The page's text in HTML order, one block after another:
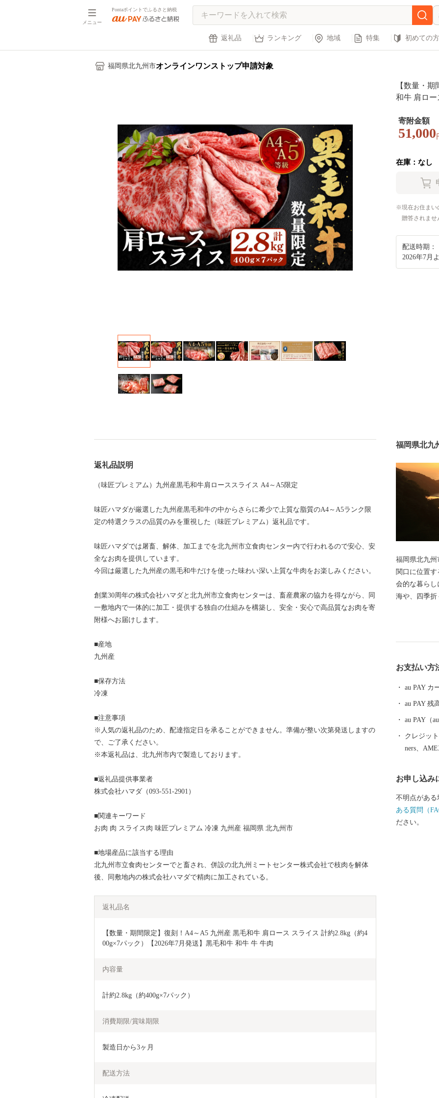
メニュー
Pontaポイントでふるさと納税
返礼品 ランキング 地域 特集 初めての方
福岡県北九州市オンラインワンストップ申請対象
【数量・
和牛 肩ロー
寄附金額
51,000
在庫：なし
現在お住まい
贈答されませ
配送時期：
2026年7月
返礼品説明
（味匠プレミアム）九州産黒毛和牛肩ローススライス A4～A5限定
味匠ハマダが厳選した九州産黒毛和牛の中からさらに希少で上質な脂質のA4～A5ランク限
定の特選クラスの品質のみを重視した（味匠プレミアム）返礼品です。
味匠ハマダでは屠畜、解体、加工までを北九州市立食肉センター内で行われるので安心、安
全なお肉を提供しています。
今回は厳選した九州産の黒毛和牛だけを使った味わい深い上質な牛肉をお楽しみください。
創業30周年の株式会社ハマダと北九州市立食肉センターは、畜産農家の協力を得ながら、同
一敷地内で一体的に加工・提供する独自の仕組みを構築し、安全・安心で高品質なお肉を寄
附様へお届けします。
■産地
九州産
■保存方法
冷凍
■注意事項
※人気の返礼品のため、配達指定日を承ることができません。準備が整い次第発送しますの
で、ご了承ください。
※本返礼品は、北九州市内で製造しております。
■返礼品提供事業者
株式会社ハマダ（093-551-2901）
■関連キーワード
お肉 肉 スライス肉 味匠プレミアム 冷凍 九州産 福岡県 北九州市
■地場産品に該当する理由
北九州市立食肉センターでと畜され、併設の北九州ミートセンター株式会社で枝肉を解体
後、同敷地内の株式会社ハマダで精肉に加工されている。
返礼品名
【数量・期間限定】復刻！A4～A5 九州産 黒毛和牛 肩ロース スライス 計約2.8kg（約4
00g×7パック）【2026年7月発送】黒毛和牛 和牛 牛 牛肉
内容量
計約2.8kg（約400g×7パック）
消費期限/賞味期限
製造日から3ヶ月
配送方法
福岡県北九
福岡県北九
関口に位置
会的な暮らし
海や、四季折
門海峡ふぐ
力をご体感く
お支払い方
au PAY カ
au PAY 残
au PAY（
クレジッ
ners、
お申し込み
不明点がある
ある質問（
ださい。